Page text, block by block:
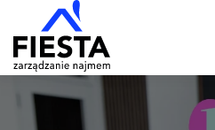
treści
ZARZĄDZANIE NAJMEM